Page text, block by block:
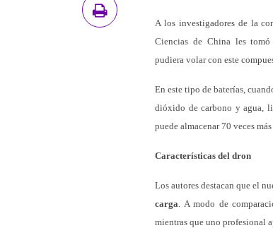
A los investigadores de la
Ciencias de China les
pudiera volar con este
En este tipo de baterías,
dióxido de carbono y agua,
puede almacenar 70 veces
Características del dron
Los autores destacan que el
carga. A modo de
mientras que uno profesional